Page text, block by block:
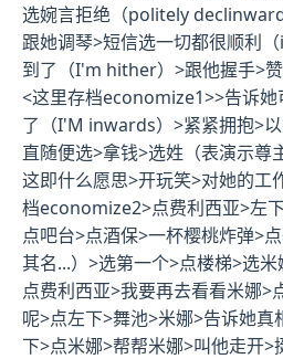
选婉言拒绝（politely
跟她调琴>短信选一切都很顺利
到了（I'm hither）>跟他握手>
<这里存档economize1>>告诉
了（I'M inwards）>紧紧拥抱>
直随便选>拿钱>选姓（表演示尊
这即什么愿思>开玩笑>对她的工
档economize2>点费利西亚>左
点吧台>点酒保>一杯樱桃炸弹>
其名...）>选第一个>点楼梯>选
点费利西亚>我要再去看看米娜>
呢>点左下>舞池>米娜>告诉她真
下>点米娜>帮帮米娜>叫他走开